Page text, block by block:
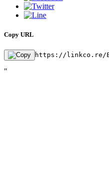
Copy URL
https://linkco.re/
"